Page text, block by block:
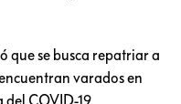
que se busca repatriar a
varados en
COVID-19.